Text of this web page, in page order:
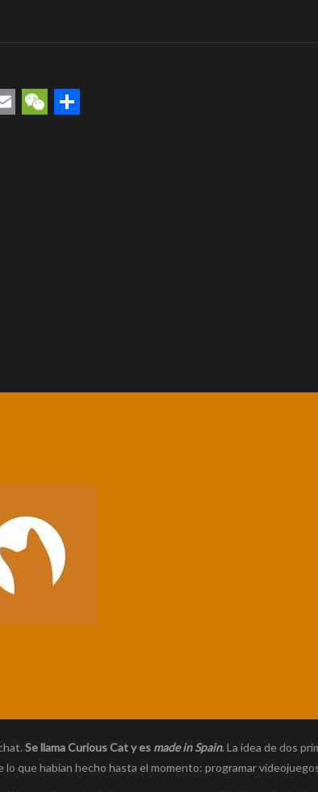
Se llama Curious Cat y es made in Spain. La idea de dos
que habían hecho hasta el momento: programar